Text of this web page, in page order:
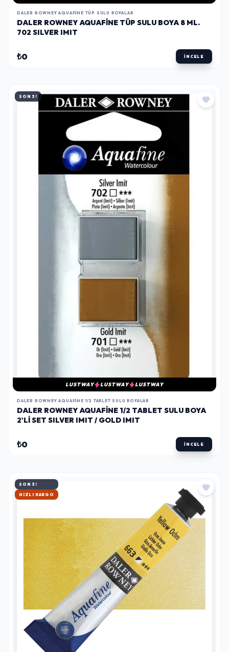
DALER ROWNEY AQUAFINE TÜP SULU BOYALAR
DALER ROWNEY AQUAFINE TÜP SULU BOYA 8 ML.
702 SILVER IMIT
₺0 İNCELE
SON 3!
LUSTWAY LUSTWAY LUSTWAY
DALER ROWNEY AQUAFINE 1/2 TABLET SULU BOYALAR
DALER ROWNEY AQUAFINE 1/2 TABLET SULU BOYA
2'LI SET SILVER IMIT / GOLD IMIT
₺0 İNCELE
SON 3!
HIZLI KARGO